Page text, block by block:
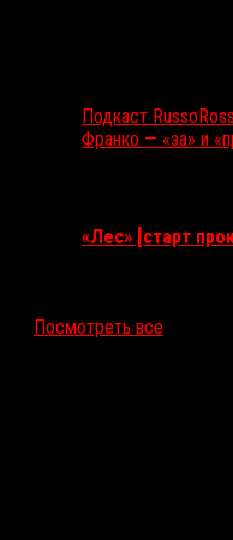
Подкаст
Франко — «за» и
«Лес» [старт
Посмотреть все